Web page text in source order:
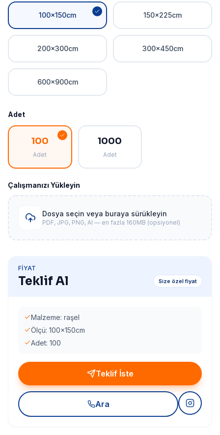
100x150cm 150x225cm
200x300cm 300x450cm
600x900cm
Adet
100
Adet
1000
Adet
Çalışmanızı Yükleyin
Dosya seçin veya buraya sürükleyin
PDF, JPG, PNG, AI — en fazla 160MB (opsiyonel)
FIYAT
Teklif Al Size özel fiyat
Malzeme: raşel
Ölçü: 100x150cm
Adet: 100
Teklif İste
Ara